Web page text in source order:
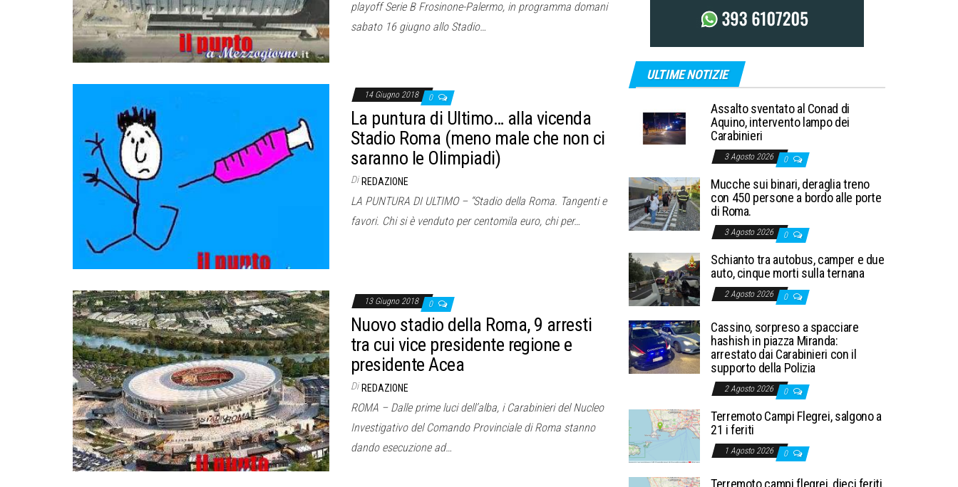
playoff Serie B Frosinone-Palermo, in programma domani
sabato 16 giugno allo Stadio…
14 Giugno 2018 0
La puntura di Ultimo… alla vicenda
Stadio Roma (meno male che non ci
saranno le Olimpiadi)
Di REDAZIONE
LA PUNTURA DI ULTIMO – “Stadio della Roma. Tangenti e
favori. Chi si è venduto per centomila euro, chi per…
13 Giugno 2018 0
Nuovo stadio della Roma, 9 arresti
tra cui vice presidente regione e
presidente Acea
Di REDAZIONE
ROMA – Dalle prime luci dell’alba, i Carabinieri del Nucleo
Investigativo del Comando Provinciale di Roma stanno
dando esecuzione ad…
ULTIME NOTIZIE
Assalto sventato al Conad di
Aquino, intervento lampo dei
Carabinieri
3 Agosto 2026 0
Mucche sui binari, deraglia treno
con 450 persone a bordo alle porte
di Roma.
3 Agosto 2026 0
Schianto tra autobus, camper e due
auto, cinque morti sulla ternana
2 Agosto 2026 0
Cassino, sorpreso a spacciare
hashish in piazza Miranda:
arrestato dai Carabinieri con il
supporto della Polizia
2 Agosto 2026 0
Terremoto Campi Flegrei, salgono a
21 i feriti
1 Agosto 2026 0
Terremoto campi flegrei, dieci feriti.